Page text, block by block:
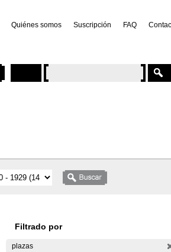
Quiénes somos Suscripción FAQ
Filtrado por
plazas